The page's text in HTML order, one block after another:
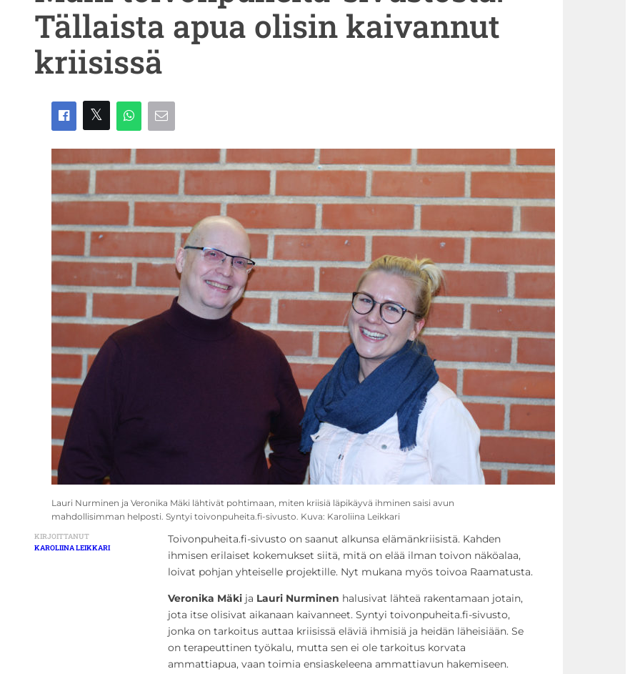
Tällaista apua olisin kaivannut
kriisissä
Lauri Nurminen ja Veronika Mäki lähtivät pohtimaan, miten kriisiä läpikäyvä ihminen saisi avun
mahdollisimman helposti. Syntyi toivonpuheita.fi-sivusto. Kuva: Karoliina Leikkari
KIRJOITTANUT
KAROLIINA LEIKKARI
Toivonpuheita.fi-sivusto on saanut alkunsa elämänkriisistä. Kahden
ihmisen erilaiset kokemukset siitä, mitä on elää ilman toivon näköalaa,
loivat pohjan yhteiselle projektille. Nyt mukana myös toivoa Raamatusta.
Veronika Mäkija Lauri Nurminen halusivat lähteä rakentamaan jotain,
jota itse olisivat aikanaan kaivanneet. Syntyi toivonpuheita.fi-sivusto,
jonka on tarkoitus auttaa kriisissä eläviä ihmisiä ja heidän läheisiään. Se
on terapeuttinen työkalu, mutta sen ei ole tarkoitus korvata
ammattiapua, vaan toimia ensiaskeleena ammattiavun hakemiseen.